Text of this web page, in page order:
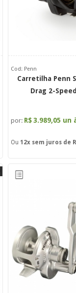
Cod: Penn
Carretilha Penn
Drag 2-
por: R$ 3.989,05 un
Ou 12xsem juros de